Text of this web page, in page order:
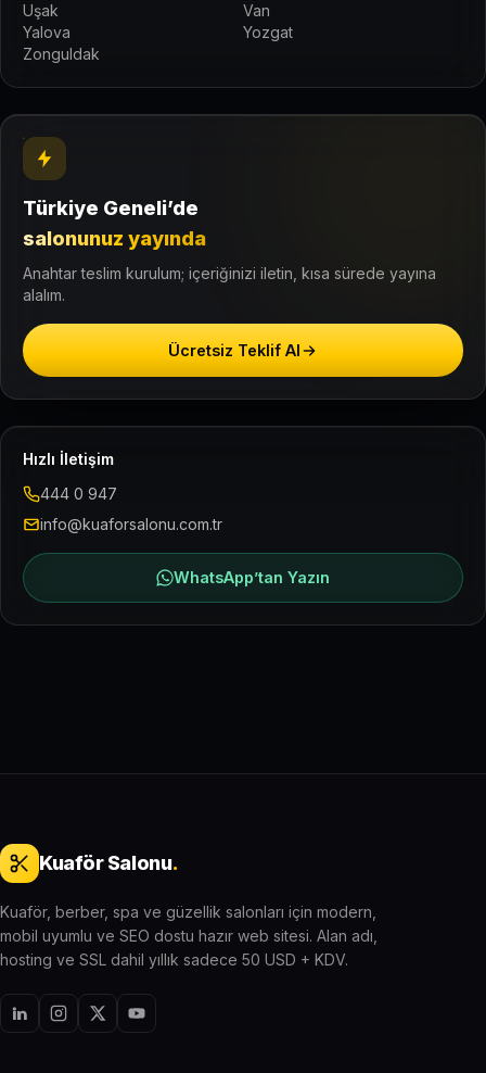
Uşak
Van
Yalova
Yozgat
Zonguldak
Türkiye Geneli’de
salonunuz yayında
Anahtar teslim kurulum; içeriğinizi iletin, kısa sürede yayına
alalım.
Ücretsiz Teklif Al
Hızlı İletişim
444 0 947
info@kuaforsalonu.com.tr
WhatsApp’tan Yazın
Kuaför Salonu.
Kuaför, berber, spa ve güzellik salonları için modern,
mobil uyumlu ve SEO dostu hazır web sitesi. Alan adı,
hosting ve SSL dahil yıllık sadece 50 USD + KDV.